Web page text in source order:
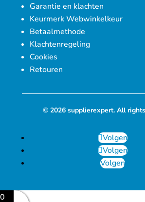
Garantie en klachten
Keurmerk Webwinkelkeur
Betaalmethode
Klachtenregeling
Cookies
Retouren
© 2026 supplierexpert. All
Volgen
Volgen
Volgen
0